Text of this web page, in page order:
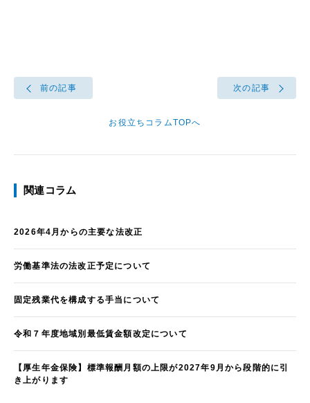
前の記事
お役立ちコラムTOPへ
次の記事
関連コラム
2026年4月からの主要な法改正
労働基準法の法改正予定について
固定残業代を構成する手当について
令和７年度地域別最低賃金額改定について
【厚生年金保険】標準報酬月額の上限が2027年9月から段階的に引
き上がります